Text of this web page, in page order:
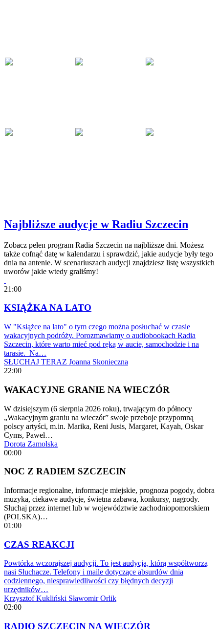
Najbliższe audycje w Radiu Szczecin
Zobacz pełen program Radia Szczecin na najbliższe dni. Możesz
także cofnąć datę w kalendarzu i sprawdzić, jakie audycje były tego
dnia na antenie. W scenariuszach audycji znajdziesz listę wszystkich
uworów jakie wtedy graliśmy!
21:00
KSIĄŻKA NA LATO
W "Książce na lato" o tym czego można posłuchać w czasie
wakacyjnych podróży. Porozmawiamy o audiobookach Radia
Szczecin, które warto mieć pod ręką w aucie, samochodzie i na
tarasie. Na…
SŁUCHAJ TERAZ Joanna Skonieczna
22:00
WAKACYJNE GRANIE NA WIECZÓR
W dzisiejszym (6 sierpnia 2026 roku), trwającym do północy
„Wakacyjnym graniu na wieczór” swoje przeboje przypomną
polscy artyści, m.in. Marika, Reni Jusis, Margaret, Kayah, Oskar
Cyms, Paweł…
Dorota Zamolska
00:00
NOC Z RADIEM SZCZECIN
Informacje regionalne, informacje miejskie, prognoza pogody, dobra
muzyka, ciekawe audycje, świetna zabawa, konkursy, nagrody.
Słuchaj przez internet lub w województwie zachodniopomorskiem
(POLSKA)…
01:00
CZAS REAKCJI
Powtórka wczorajszej audycji. To jest audycja, którą współtworzą
nasi Słuchacze. Telefony i maile dotyczące absurdów dnia
codziennego, niesprawiedliwości czy błędnych decyzji
urzędników…
Krzysztof Kukliński Sławomir Orlik
02:00
RADIO SZCZECIN NA WIECZÓR